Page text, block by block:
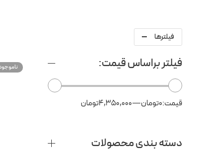
فیلترها
فیلتر براساس قیمت:
قیمت:0تومان —4,350,000تومان
دسته بندی محصولات